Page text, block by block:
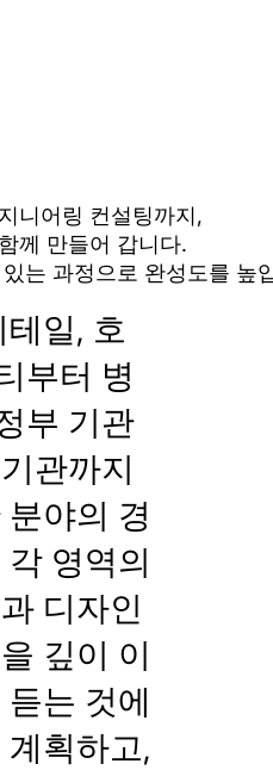
니어링 컨설팅까지,
께 만들어 갑니다.
는 과정으로 완성도를 높
일, 호
부터 병
부 기관
관까지
야의 경
영역의
디자인
깊이 이
는 것에
획하고,